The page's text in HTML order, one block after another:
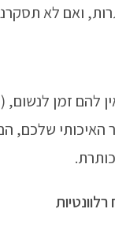
ואם לא
להם זמן
שלכם,